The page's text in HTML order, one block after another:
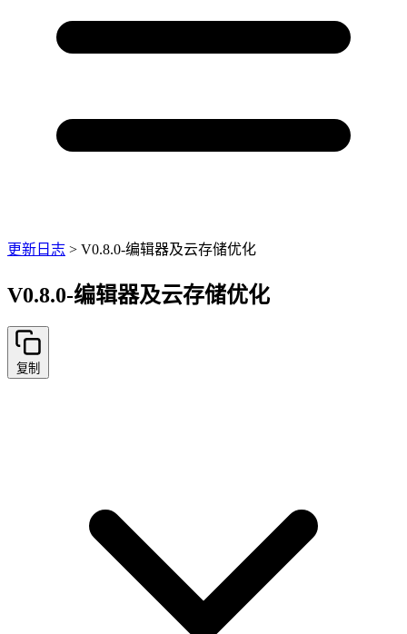
更新日志 > V0.8.0-编辑器及云存储优化
V0.8.0-编辑器及云存储优化
复制